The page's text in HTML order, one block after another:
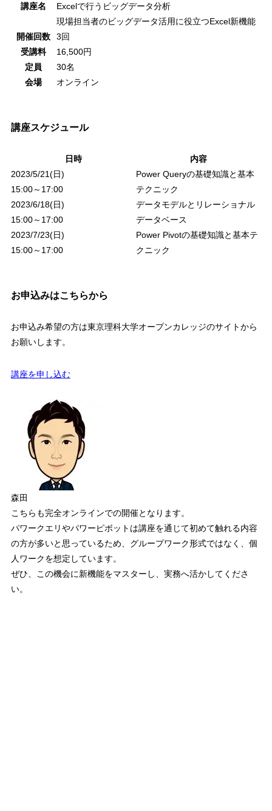
講座名 Excelで行うビッグデータ分析
現場担当者のビッグデータ活用に役立つExcel新機能
開催回数
3回
受講料
16,500円
定員
30名
会場
オンライン
講座スケジュール
日時
内容
2023/5/21(日)
15:00～ 17:00
Power Queryの基礎知識と基本
テクニック
2023/6/18(日)
15:00～ 17:00
データモデルとリレーショナル
データベース
2023/7/23(日)
15:00～ 17:00
Power Pivotの基礎知識と基本テ
クニック
お申込みはこちらから
お申込み希望の方は東京理科大学オープンカレッジのサイトから
お願いします。
講座を申し込む
森田
こちらも完全オンラインでの開催となります。
パワークエリやパワーピボットは講座を通じて初めて触れる内容
の方が多いと思っているため、グループワーク形式ではなく、 個
人ワークを想定しています。
ぜひ、この機会に新機能をマスターし、実務へ活かしてくださ
い。